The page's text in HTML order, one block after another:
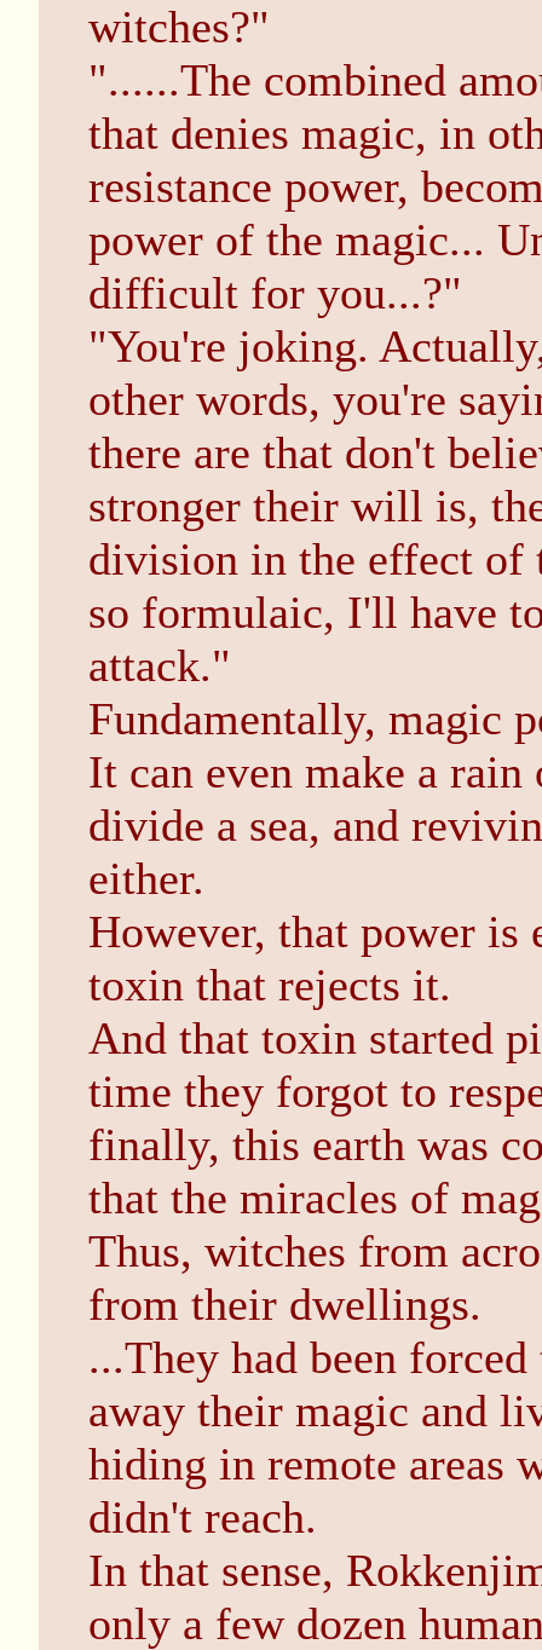
witches?"
"......The combined
that denies magic, in
resistance power,
power of the magic...
difficult for you...?"
"You're joking.
other words, you're
there are that don't
stronger their will is,
division in the effect of
so formulaic, I'll have
attack."
Fundamentally, magic
It can even make a
divide a sea, and
either.
However, that power is
toxin that rejects it.
And that toxin started
time they forgot to
finally, this earth was
that the miracles of
Thus, witches from
from their dwellings.
...They had been
away their magic and
hiding in remote areas
didn't reach.
In that sense,
only a few dozen